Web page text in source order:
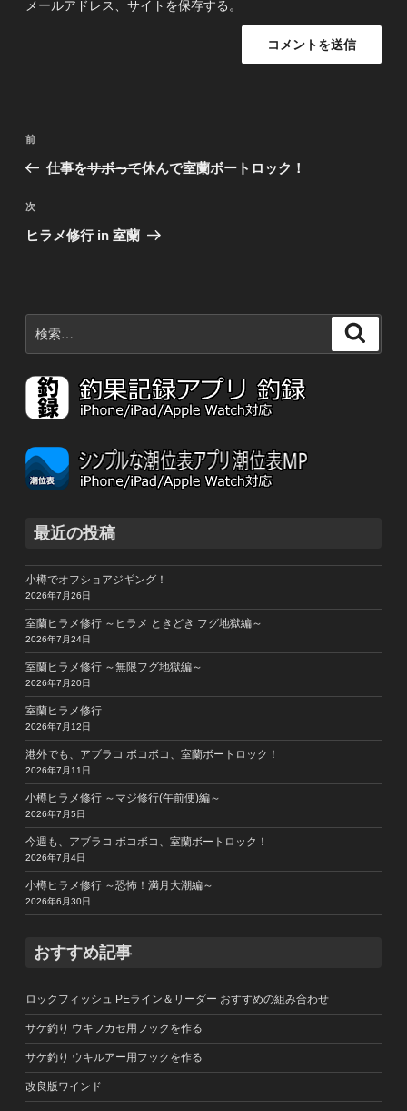
メールアドレス、サイトを保存する。
投
ビ
ゲ
ン
前
の
稿
前
仕事をサボって休んで室蘭ボートロック！
次
の
次
ヒラメ修行 in 室蘭
索:
最近の投稿
小樽でオフショアジギング！
2026年7月26日
室蘭ヒラメ修行 ～ヒラメ ときどき フグ地獄編～
2026年7月24日
室蘭ヒラメ修行 ～無限フグ地獄編～
2026年7月20日
室蘭ヒラメ修行
2026年7月12日
港外でも、アブラコ ボコボコ、室蘭ボートロック！
2026年7月11日
小樽ヒラメ修行 ～マジ修行(午前便)編～
2026年7月5日
今週も、アブラコ ボコボコ、室蘭ボートロック！
2026年7月4日
小樽ヒラメ修行 ～恐怖！満月大潮編～
2026年6月30日
おすすめ記事
ロックフィッシュ PEライン＆リーダー おすすめの組み合わせ
サケ釣り ウキフカセ用フックを作る
サケ釣り ウキルアー用フックを作る
改良版ワインド